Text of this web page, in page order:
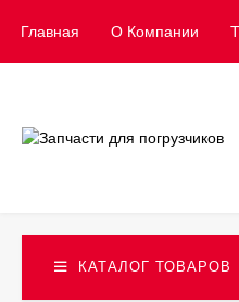
Главная О Компании
КАТАЛОГ ТОВАРОВ